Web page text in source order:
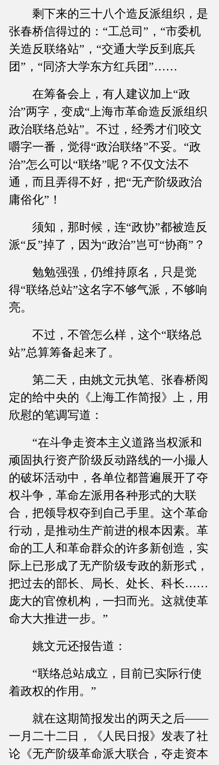
剩下来的三十八个造反派组织，是
张春桥信得过的：“工总司”，“市委机
关造反联络站”，“交通大学反到底兵
团”，“同济大学东方红兵团”……
在筹备会上，有人建议加上“政
治”两字，变成“上海市革命造反派组织
政治联络总站”。不过，经秀才们咬文
嚼字一番，觉得“政治联络”不妥。“政
治”怎么可以“联络”呢？不仅文法不
通，而且弄得不好，把“无产阶级政治
庸俗化”！
须知，那时候，连“政协”都被造反
派“反”掉了，因为“政治”岂可“协商”？
勉勉强强，仍维持原名，只是觉
得“联络总站”这名字不够气派，不够响
亮。
不过，不管怎么样，这个“联络总
站”总算筹备起来了。
第二天，由姚文元执笔、张春桥阅
定的给中央的《上海工作简报》上，用
欣慰的笔调写道：
“在斗争走资本主义道路当权派和
顽固执行资产阶级反动路线的一小撮人
的破坏活动中，各单位都普遍展开了夺
权斗争，革命左派用各种形式的大联
合，把领导权夺到自己手里。这个革命
行动，是推动生产前进的根本因素。革
命的工人和革命群众的许多新创造，实
际上已形成了无产阶级专政的新形式，
把过去的部长、局长、处长、科长……
庞大的官僚机构，一扫而光。这就使革
命大大推进一步。”
姚文元还报告道：
“联络总站成立，目前已实际行使
着政权的作用。”
就在这期简报发出的两天之后——
一月二十二日，《人民日报》发表了社
论《无产阶级革命派大联合，夺走资本